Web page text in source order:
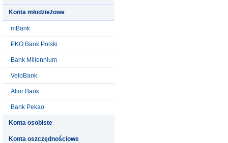
Konta młodzieżowe
mBank
PKO Bank Polski
Bank Millennium
VeloBank
Alior Bank
Bank Pekao
Konta osobiste
Konta oszczędnościowe